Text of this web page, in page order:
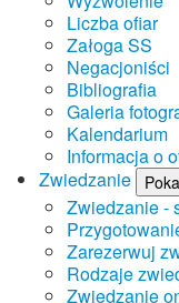
Liczba ofiar
Załoga SS
Negacjoniści
Bibliografia
Galeria
Kalendarium
Informacja o
Zwiedzanie
Zwiedzanie -
Zarezerwuj
Rodzaje
Zwiedzanie